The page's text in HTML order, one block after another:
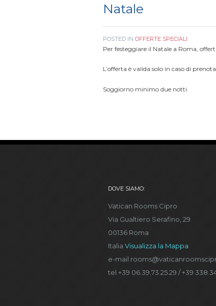
Natale
POSTED IN OFFERTE SPECIALI
Per festeggiare il Natale a Roma,
L’offerta è valida solo in caso di
Soggiorno minimo due notti.
DOVE SIAMO:
Vatican Rooms Cipro
Via Gualtiero Serafino, 29
00136 Roma
Italia Visualizza la Mappa
e-mail
tel +39 06.39.73.25.29 / +39